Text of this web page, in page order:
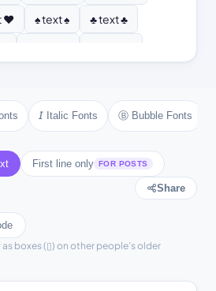
♥ ♠ text ♠
♣ text ♣
⚜ ⚓ text ⚓
♪ text ♪
⚘
𝘐 Italic Fonts Ⓑ Bubble Fonts
First line only FOR POSTS
Share
boxes (▯) on other people's older